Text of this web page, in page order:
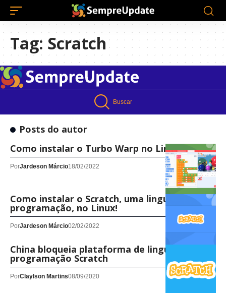
Tag: Scratch
Buscar
Posts do autor
Como instalar o Turbo Warp no Linux!
PorJardeson Márcio18/02/2022
Como instalar o Scratch, uma linguagem de
programação, no Linux!
PorJardeson Márcio02/02/2022
China bloqueia plataforma de linguagem de
programação Scratch
PorClaylson Martins08/09/2020